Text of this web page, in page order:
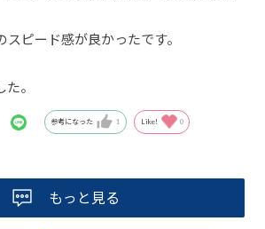
ピード感が良かったです。
。
参考になった 1 Like! 0
もっと見る